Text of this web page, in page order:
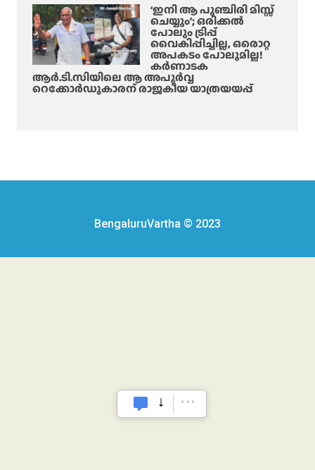
‘ഇനി ആ പുഞ്ചിരി മിസ്സ്
ചെയ്യും’; ഒരിക്കൽ
പോലും ട്രിപ്പ്
വൈകിപ്പിച്ചില്ല, ഒരൊറ്റ
അപകടം പോലുമില്ല!
കർണാടക
ആർ.ടി.സിയിലെ ആ അപൂർവ്വ
റെക്കോർഡുകാരന് രാജകീയ യാത്രയയപ്പ്
BengaluruVartha © 2023